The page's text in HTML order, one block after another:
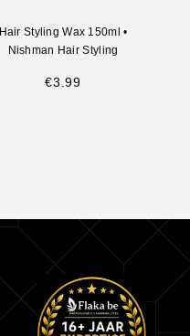
Hair Styling Wax 150ml •
Nishman Hair Styling
€3.99